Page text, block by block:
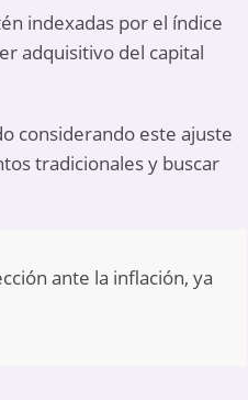
indexadas por el índice
adquisitivo del capital
considerando este ajuste
tradicionales y buscar
ante la inflación, ya